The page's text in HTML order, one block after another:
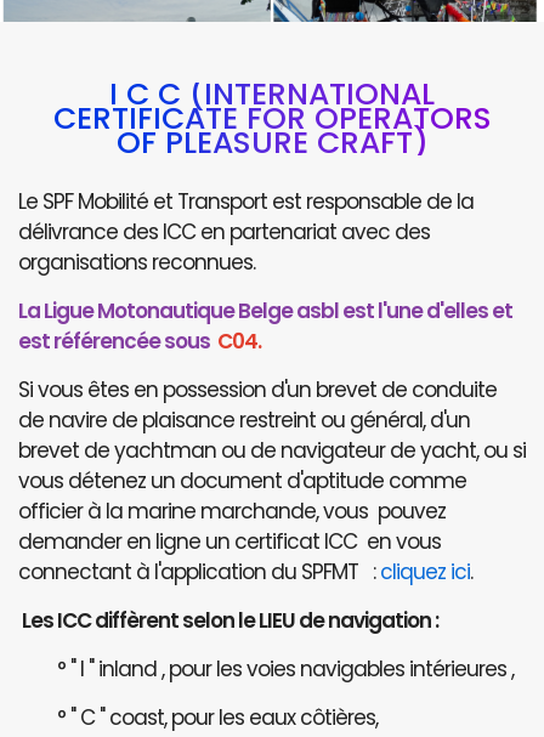
I C C (INTERNATIONAL
CERTIFICATE FOR OPERATORS
OF PLEASURE CRAFT)
Le SPF Mobilité et Transport est responsable de la
délivrance des ICC en partenariat avec des
organisations reconnues.
La Ligue Motonautique Belge asbl est l'une d'elles et
est référencée sous C04.
Si vous êtes en possession d'un brevet de conduite
de navire de plaisance restreint ou général, d'un
brevet de yachtman ou de navigateur de yacht, ou si
vous détenez un document d'aptitude comme
officier à la marine marchande, vous pouvez
demander en ligne un certificat ICC en vous
connectant à l'application du SPFMT :cliquez ici.
Les ICC diffèrent selon le LIEU de navigation :
° " I " inland , pour les voies navigables intérieures ,
° " C " coast, pour les eaux côtières,